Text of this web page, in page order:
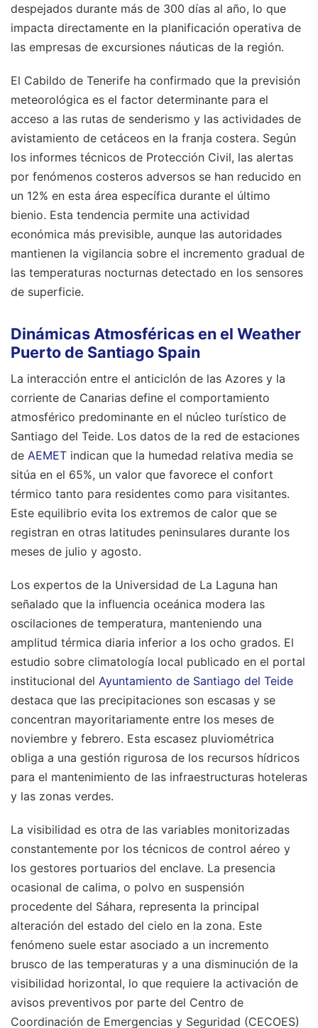
despejados durante más de 300 días al año, lo que
impacta directamente en la planificación operativa de
las empresas de excursiones náuticas de la región.
El Cabildo de Tenerife ha confirmado que la previsión
meteorológica es el factor determinante para el
acceso a las rutas de senderismo y las actividades de
avistamiento de cetáceos en la franja costera. Según
los informes técnicos de Protección Civil, las alertas
por fenómenos costeros adversos se han reducido en
un 12% en esta área específica durante el último
bienio. Esta tendencia permite una actividad
económica más previsible, aunque las autoridades
mantienen la vigilancia sobre el incremento gradual de
las temperaturas nocturnas detectado en los sensores
de superficie.
Dinámicas Atmosféricas en el Weather
Puerto de Santiago Spain
La interacción entre el anticiclón de las Azores y la
corriente de Canarias define el comportamiento
atmosférico predominante en el núcleo turístico de
Santiago del Teide. Los datos de la red de estaciones
de AEMET indican que la humedad relativa media se
sitúa en el 65%, un valor que favorece el confort
térmico tanto para residentes como para visitantes.
Este equilibrio evita los extremos de calor que se
registran en otras latitudes peninsulares durante los
meses de julio y agosto.
Los expertos de la Universidad de La Laguna han
señalado que la influencia oceánica modera las
oscilaciones de temperatura, manteniendo una
amplitud térmica diaria inferior a los ocho grados. El
estudio sobre climatología local publicado en el portal
institucional del Ayuntamiento de Santiago del Teide
destaca que las precipitaciones son escasas y se
concentran mayoritariamente entre los meses de
noviembre y febrero. Esta escasez pluviométrica
obliga a una gestión rigurosa de los recursos hídricos
para el mantenimiento de las infraestructuras hoteleras
y las zonas verdes.
La visibilidad es otra de las variables monitorizadas
constantemente por los técnicos de control aéreo y
los gestores portuarios del enclave. La presencia
ocasional de calima, o polvo en suspensión
procedente del Sáhara, representa la principal
alteración del estado del cielo en la zona. Este
fenómeno suele estar asociado a un incremento
brusco de las temperaturas y a una disminución de la
visibilidad horizontal, lo que requiere la activación de
avisos preventivos por parte del Centro de
Coordinación de Emergencias y Seguridad (CECOES)